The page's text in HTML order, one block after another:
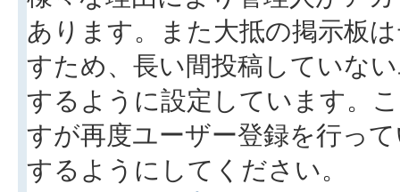
あります。また大抵の掲示板
すため、長い間投稿していな
するように設定しています。
すが再度ユーザー登録を行っ
するようにしてください。